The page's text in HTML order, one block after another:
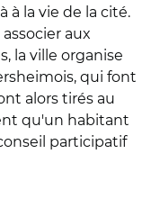
à la vie de la cité.
aux
la ville organise
qui font
alors tirés au
qu'un habitant
participatif